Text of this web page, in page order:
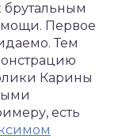
брутальным
Первое
Тем
Карины
есть